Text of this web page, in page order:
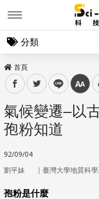
分類
首頁
facebooktwitter line 中
氣候變遷–以
孢粉知道
92/09/04
劉平妹 ｜ 臺灣大學地質科學
孢粉是什麼